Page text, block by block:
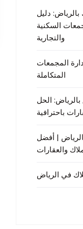
دليل
السكنية
والتجارية
المجمعات
المتكاملة
الحل
باحترافية
| أفضل
والعقارات
في الرياض